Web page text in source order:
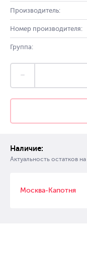
Производитель:
Номер производителя:
Группа:
Наличие:
Актуальность остатков на
Москва-Капотня